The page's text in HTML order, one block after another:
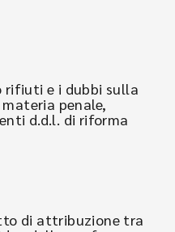
rifiuti e i dubbi sulla
penale,
d.d.l. di riforma
di attribuzione tra